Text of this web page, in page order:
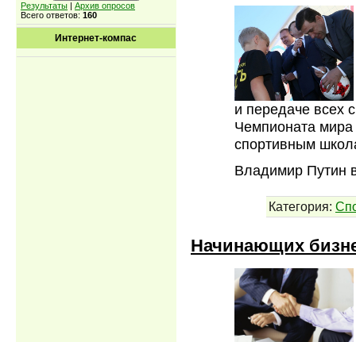
Результаты | Архив опросов
Всего ответов: 160
Интернет-компас
и передаче всех
Чемпионата
спортивным
Владимир Путин
Категория:
Начинающих